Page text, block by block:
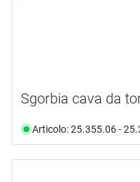
Sgorbia cava da
Articolo: 25.355.06 -